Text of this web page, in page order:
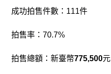
網
導
F
成功拍售件數： 111件
拍售率： 70.7%
拍售總額： 新臺幣775,500元